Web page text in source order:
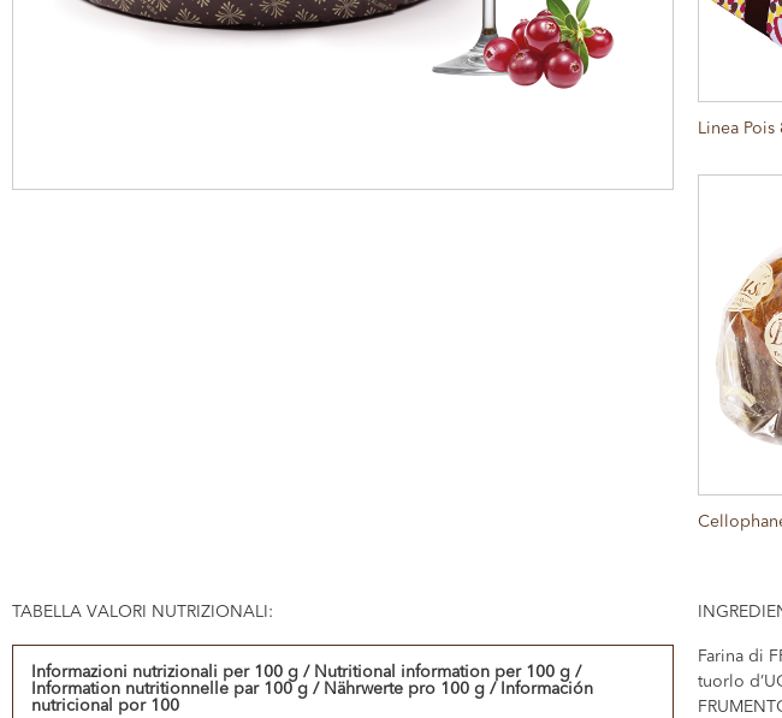
Linea
TABELLA VALORI NUTRIZIONALI:
Informazioni nutrizionali per 100 g / Nutritional information per 100 g /
Information nutritionnelle par 100 g / Nährwerte pro 100 g / Información
nutricional por 100
Farina di
tuorlo